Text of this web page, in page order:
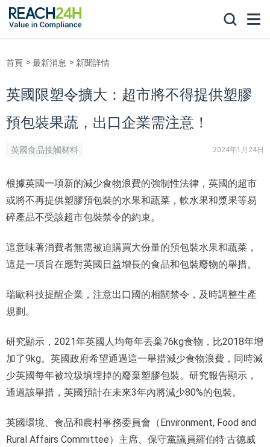
首頁 最新消息 新聞詳情
英國限塑令擴大：超市將不得提供塑膠
預包裝果蔬，出口企業需注意！
英國食品接觸材料 2024年1月24日
根據英國一項新的減少食物浪費的強制性法律，英國的超市
或將不再提供塑膠預包裝的水果和蔬菜，軟水果和漿果等易
碎產品不受該超市包裝禁令的約束。
這意味著消費者無需被迫購買大份量的預包裝水果和蔬菜，
這是一項旨在應對英國日益增長的食品和包裝廢物的舉措。
瑞歐科技提醒企業，注意出口國的相關禁令，及時調整生產
規劃。
研究顯示，2021年英國人均每年丟棄76kg食物，比2018年增
加了9kg。英國政府希望通過這一舉措減少食物浪費，同時減
少英國每年被垃圾填埋掉的廢棄塑膠包裝。研究報告顯示，
通過該舉措，英國預計在未來3年內將減少80%的包裝。
英國環境、食品和農村事務委員會（Environment, Food and
Rural Affairs Committee）主席、保守黨議員羅伯特·古德威